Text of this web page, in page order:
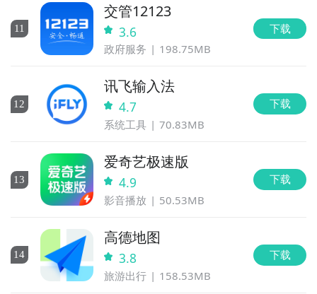
11
交管12123
3.6
政府服务 198.75MB
下载
12
讯飞输入法
4.7
系统工具 70.83MB
下载
13
爱奇艺极速版
4.9
影音播放 50.53MB
下载
14
高德地图
3.8
旅游出行 158.53MB
下载